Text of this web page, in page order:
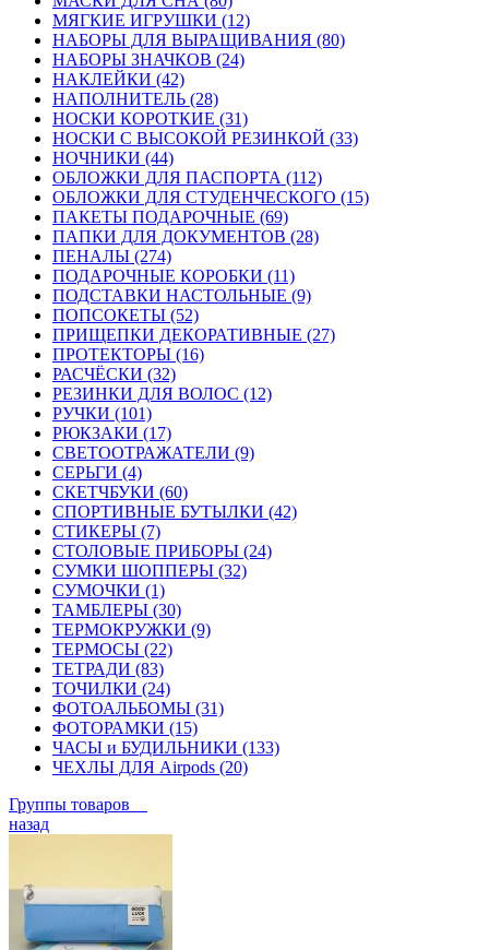
МЯГКИЕ ИГРУШКИ (12)
НАБОРЫ ДЛЯ ВЫРАЩИВАНИЯ (80)
НАБОРЫ ЗНАЧКОВ (24)
НАКЛЕЙКИ (42)
НАПОЛНИТЕЛЬ (28)
НОСКИ КОРОТКИЕ (31)
НОСКИ С ВЫСОКОЙ РЕЗИНКОЙ (33)
НОЧНИКИ (44)
ОБЛОЖКИ ДЛЯ ПАСПОРТА (112)
ОБЛОЖКИ ДЛЯ СТУДЕНЧЕСКОГО (15)
ПАКЕТЫ ПОДАРОЧНЫЕ (69)
ПАПКИ ДЛЯ ДОКУМЕНТОВ (28)
ПЕНАЛЫ (274)
ПОДАРОЧНЫЕ КОРОБКИ (11)
ПОДСТАВКИ НАСТОЛЬНЫЕ (9)
ПОПСОКЕТЫ (52)
ПРИЩЕПКИ ДЕКОРАТИВНЫЕ (27)
ПРОТЕКТОРЫ (16)
РАСЧЁСКИ (32)
РЕЗИНКИ ДЛЯ ВОЛОС (12)
РУЧКИ (101)
РЮКЗАКИ (17)
СВЕТООТРАЖАТЕЛИ (9)
СЕРЬГИ (4)
СКЕТЧБУКИ (60)
СПОРТИВНЫЕ БУТЫЛКИ (42)
СТИКЕРЫ (7)
СТОЛОВЫЕ ПРИБОРЫ (24)
СУМКИ ШОППЕРЫ (32)
СУМОЧКИ (1)
ТАМБЛЕРЫ (30)
ТЕРМОКРУЖКИ (9)
ТЕРМОСЫ (22)
ТЕТРАДИ (83)
ТОЧИЛКИ (24)
ФОТОАЛЬБОМЫ (31)
ФОТОРАМКИ (15)
ЧАСЫ и БУДИЛЬНИКИ (133)
ЧЕХЛЫ ДЛЯ Airpods (20)
Группы товаров
назад